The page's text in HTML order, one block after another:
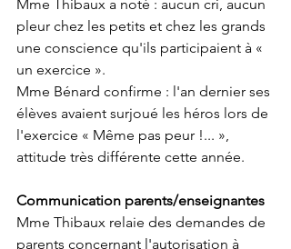
Mme Thibaux a noté : aucun cri, aucun
pleur chez les petits et chez les grands
une conscience qu'ils participaient à «
un exercice ».
Mme Bénard confirme : l'an dernier ses
élèves avaient surjoué les héros lors de
l'exercice « Même pas peur !... »,
attitude très différente cette année.
Communication parents/enseignantes
Mme Thibaux relaie des demandes de
parents concernant l'autorisation à